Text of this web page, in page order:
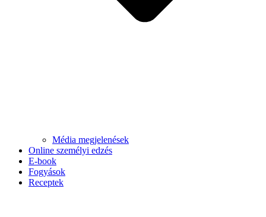
Média megjelenések
Online személyi edzés
E-book
Fogyások
Receptek